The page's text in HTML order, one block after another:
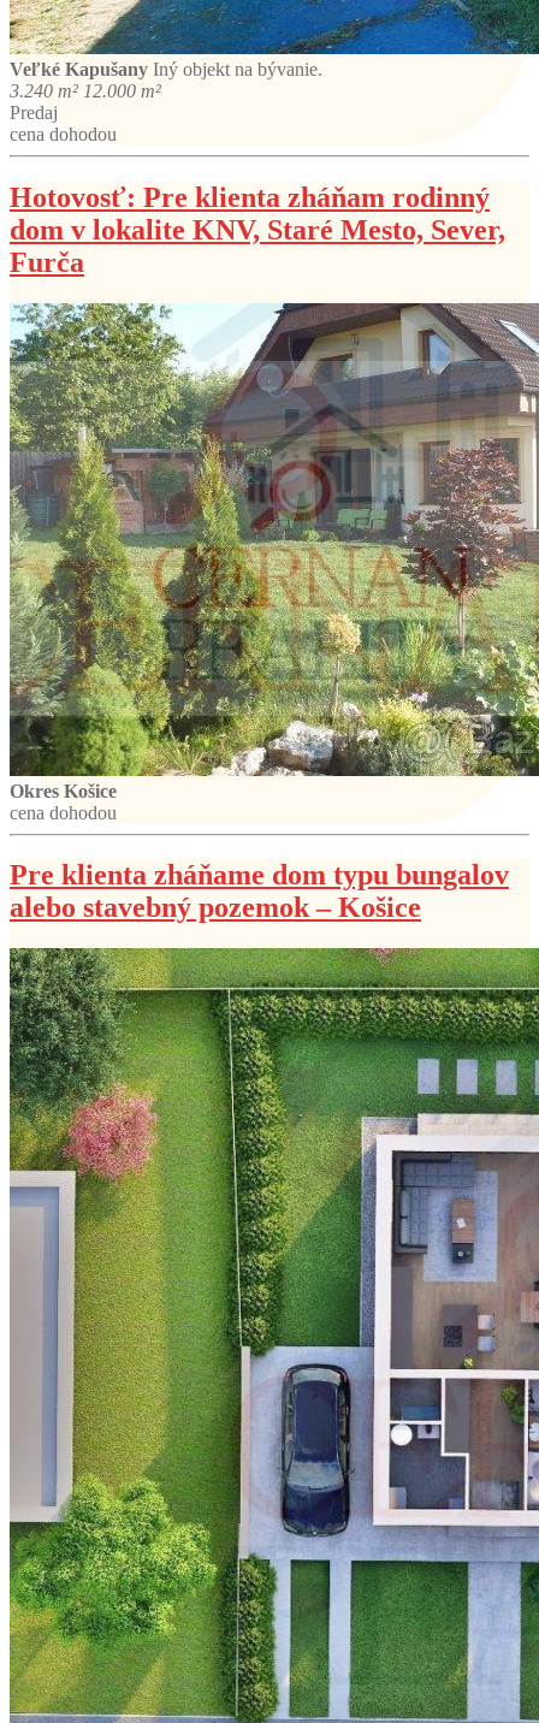
Veľké Kapušany Iný objekt na bývanie.
3.240 m² 12.000 m²
Predaj
cena dohodou
Hotovosť: Pre klienta zháňam rodinný
dom v lokalite KNV, Staré Mesto, Sever,
Furča
Okres Košice
cena dohodou
Pre klienta zháňame dom typu bungalov
alebo stavebný pozemok – Košice